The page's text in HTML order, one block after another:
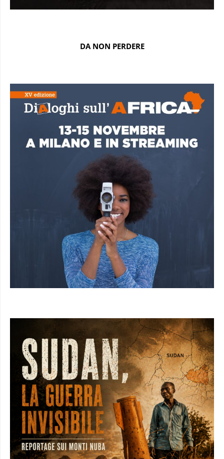
DA NON PERDERE